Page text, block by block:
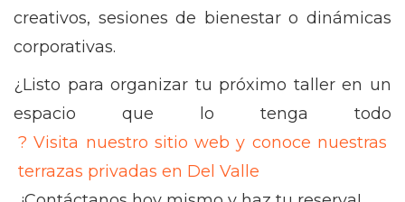
creativos, sesiones de bienestar o dinámicas
corporativas.
¿Listo para organizar tu próximo taller en un
espacio que lo tenga todo
? Visita nuestro sitio web y conoce nuestras
terrazas privadas en Del Valle